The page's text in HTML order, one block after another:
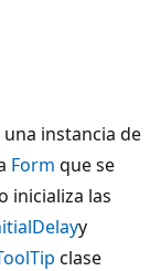
instancia de
Form que se
inicializa las
y
clase